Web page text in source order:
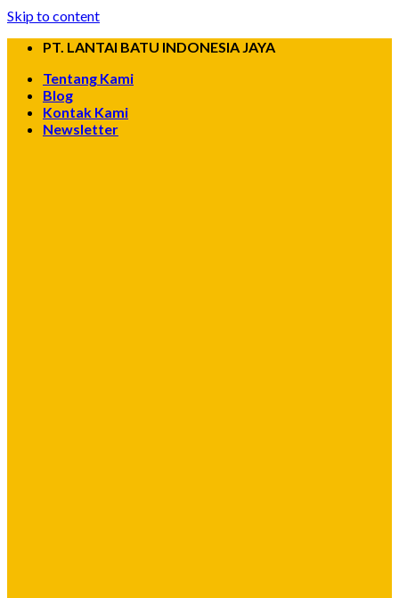
Skip to content
PT. LANTAI BATU INDONESIA JAYA
Tentang Kami
Blog
Kontak Kami
Newsletter